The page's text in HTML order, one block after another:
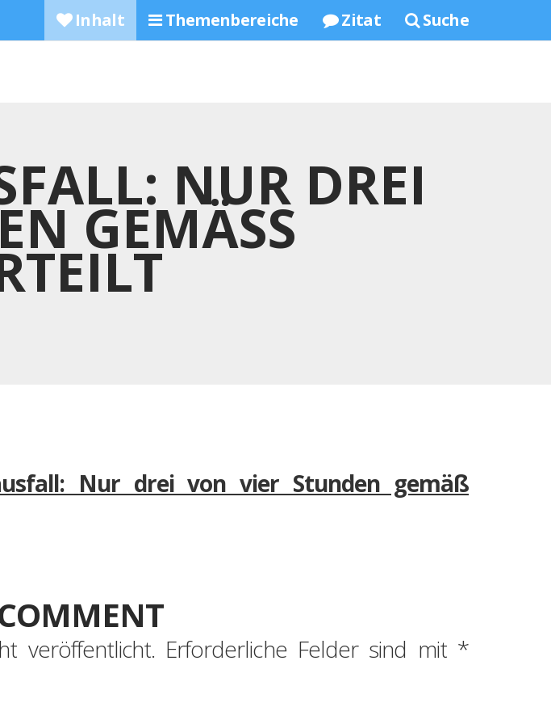
Inhalt Themenbereiche Zitat Suche
NUR DREI
GEMÄSS S
Nur drei von vier Stunden gemäß
veröffentlicht. Erforderliche Felder sind mit *